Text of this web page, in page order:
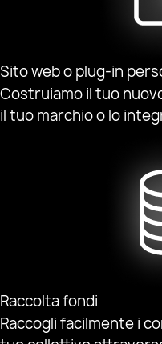
Sito web o plug-in
Costruiamo il tuo
il tuo marchio o lo
Raccolta fondi
Raccogli facilmente i